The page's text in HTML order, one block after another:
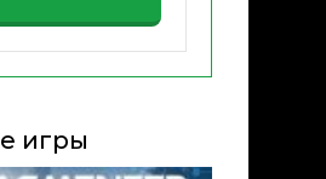
игры